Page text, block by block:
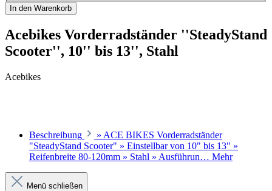
In den Warenkorb
Acebikes Vorderradständer ''SteadyStand
Scooter'', 10'' bis 13'', Stahl
Acebikes
Beschreibung
» ACE BIKES Vorderradständer
"SteadyStand Scooter" » Einstellbar von 10" bis 13" »
Reifenbreite 80-120mm » Stahl » Ausführun… Mehr
Menü schließen